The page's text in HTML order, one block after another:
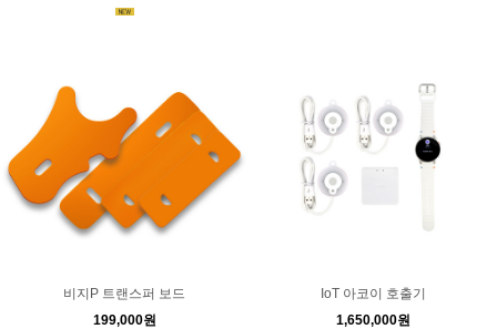
비지P 트랜스퍼 보드
199,000원
IoT 아코이 호출기
1,650,000원